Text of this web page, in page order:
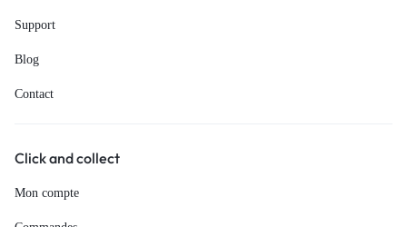
Support
Blog
Contact
Click and collect
Mon compte